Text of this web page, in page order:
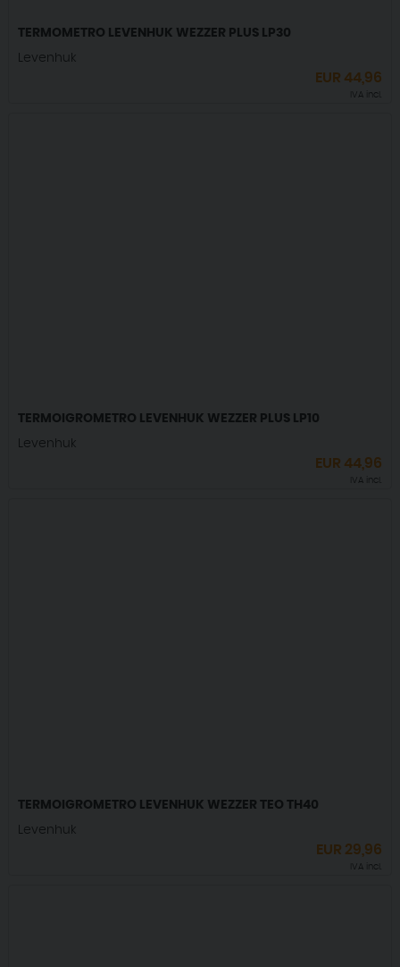
TERMOMETRO LEVENHUK WEZZER PLUS LP30
Levenhuk
EUR 44,96
IVA incl.
TERMOIGROMETRO LEVENHUK WEZZER PLUS LP10
Levenhuk
EUR 44,96
IVA incl.
TERMOIGROMETRO LEVENHUK WEZZER TEO TH40
Levenhuk
EUR 29,96
IVA incl.